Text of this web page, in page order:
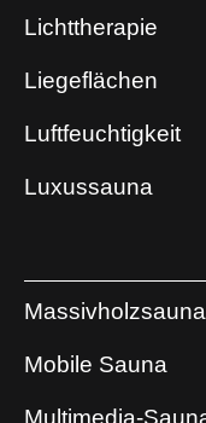
Lichttherapie
Liegeflächen
Luftfeuchtigkeit
Luxussauna
Massivholzsauna
Mobile Sauna
Multimedia-